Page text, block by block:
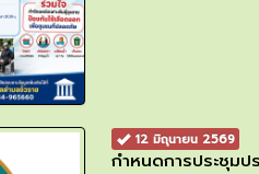
12 มิถุนายน 2569
กำหนดการประชุมป